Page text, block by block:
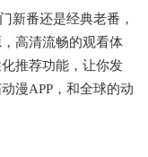
新番还是经典老番，
高清流畅的观看体
推荐功能，让你发
漫APP，和全球的动